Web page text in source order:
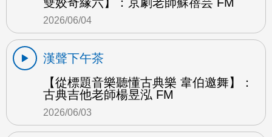
2026/06/04
漢聲下午茶
【從標題音樂聽懂古典樂 韋伯邀舞】：
古典吉他老師楊昱泓 FM
2026/06/03